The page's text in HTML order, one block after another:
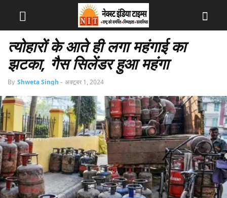
त्योहारों के आते ही लगा महंगाई का
झटका, गैस सिलेंडर हुआ महंगा
By Shweta Singh - अक्टूबर 1, 2024